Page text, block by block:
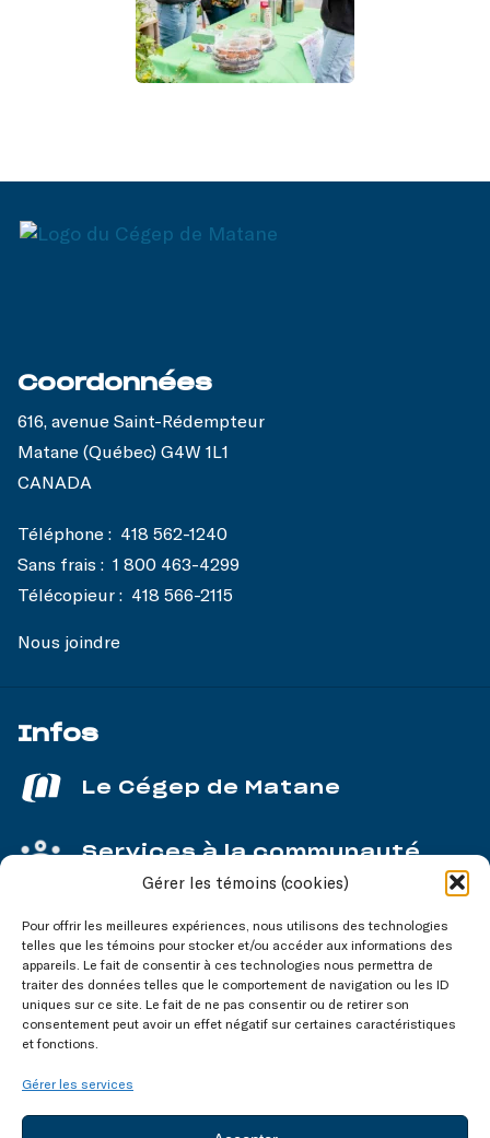
Gérer les témoins (cookies)
Pour offrir les meilleures expériences, nous utilisons des technologies
telles que les témoins pour stocker et/ou accéder aux informations des
appareils. Le fait de consentir à ces technologies nous permettra de
traiter des données telles que le comportement de navigation ou les ID
uniques sur ce site. Le fait de ne pas consentir ou de retirer son
consentement peut avoir un effet négatif sur certaines caractéristiques
et fonctions.
Gérer les services
Coordonnées
616, avenue Saint-Rédempteur
Matane (Québec) G4W 1L1
CANADA
Téléphone : 418 562-1240
Sans frais : 1 800 463-4299
Télécopieur : 418 566-2115
Nous joindre
Infos
Le Cégep de Matane
Services à la communauté
Service aux entreprises
Nos réseaux